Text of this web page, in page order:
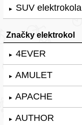
► SUV elektrokola
Značky elektrokol
► 4EVER
► AMULET
► APACHE
► AUTHOR